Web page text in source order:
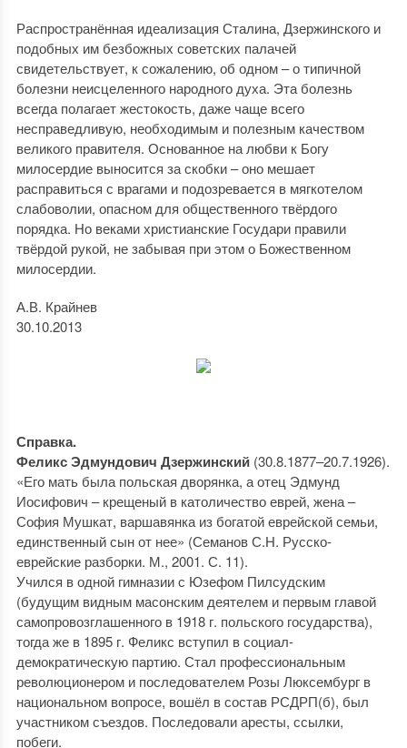
Распространённая идеализация Сталина, Дзержинского и
подобных им безбожных советских палачей
свидетельствует, к сожалению, об одном – о типичной
болезни неисцеленного народного духа. Эта болезнь
всегда полагает жестокость, даже чаще всего
несправедливую, необходимым и полезным качеством
великого правителя. Основанное на любви к Богу
милосердие выносится за скобки – оно мешает
расправиться с врагами и подозревается в мягкотелом
слабоволии, опасном для общественного твёрдого
порядка. Но веками христианские Государи правили
твёрдой рукой, не забывая при этом о Божественном
милосердии.
А.В. Крайнев
30.10.2013
Справка.
Феликс Эдмундович Дзержинский(30.8.1877–20.7.1926).
«Его мать была польская дворянка, а отец Эдмунд
Иосифович – крещеный в католичество еврей, жена –
София Мушкат, варшавянка из богатой еврейской семьи,
единственный сын от нее» (Семанов С.Н. Русско-
еврейские разборки. М., 2001. С. 11).
Учился в одной гимназии с Юзефом Пилсудским
(будущим видным масонским деятелем и первым главой
самопровозглашенного в 1918 г. польского государства),
тогда же в 1895 г. Феликс вступил в социал-
демократическую партию. Стал профессиональным
революционером и последователем Розы Люксембург в
национальном вопросе, вошёл в состав РСДРП(б), был
участником съездов. Последовали аресты, ссылки,
побеги.